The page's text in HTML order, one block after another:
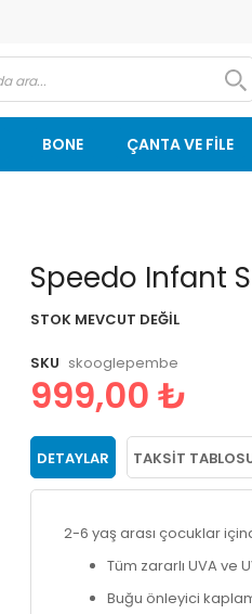
BONE ÇANTA VE FİLE
Speedo Infant
STOK MEVCUT DEĞIL
SKU skooglepembe
999,00 ₺
DETAYLAR TAKSIT
2-6 yaş arası çocuklar
Tüm zararlı UVA ve
Buğu önleyici
Resim
galerisinin
başlangıcına